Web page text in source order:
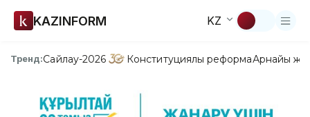
KAZINFORM KZ
Тренд:Сайлау-2026 Конституциялық реформаАрнайы